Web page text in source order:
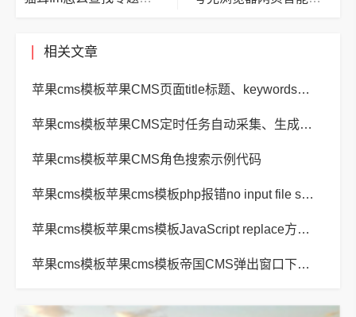
相关文章
苹果cms模板苹果CMS页面title标题、keywords关键词、description描述SEO优化
苹果cms模板苹果CMS定时任务自动采集、生成、推送
苹果cms模板苹果CMS角色搜索示例代码
苹果cms模板苹果cms模板php报错no input file specified解决方法
苹果cms模板苹果cms模板JavaScript replace方法替换字符串空格方法
苹果cms模板苹果cms模板帝国CMS弹出窗口下载方式改为点击链接直接下载教程